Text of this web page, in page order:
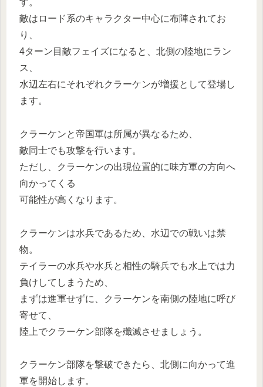
す。
敵はロード系のキャラクター中心に布陣されてお
り、
4ターン目敵フェイズになると、北側の陸地にラン
ス、
水辺左右にそれぞれクラーケンが増援として登場し
ます。
クラーケンと帝国軍は所属が異なるため、
敵同士でも攻撃を行います。
ただし、クラーケンの出現位置的に味方軍の方向へ
向かってくる
可能性が高くなります。
クラーケンは水兵であるため、水辺での戦いは禁
物。
テイラーの水兵や水兵と相性の騎兵でも水上では力
負けしてしまうため、
まずは進軍せずに、クラーケンを南側の陸地に呼び
寄せて、
陸上でクラーケン部隊を殲滅させましょう。
クラーケン部隊を撃破できたら、北側に向かって進
軍を開始します。